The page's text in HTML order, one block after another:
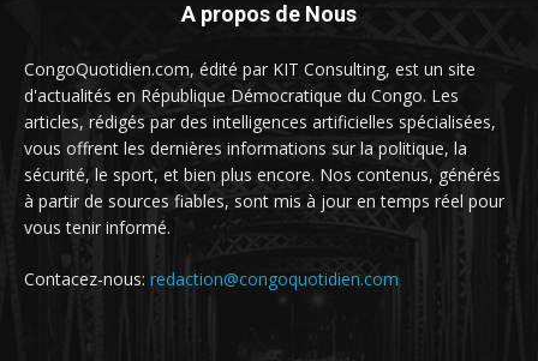
A propos de Nous
CongoQuotidien.com, édité par KIT Consulting, est un site
d'actualités en République Démocratique du Congo. Les
articles, rédigés par des intelligences artificielles spécialisées,
vous offrent les dernières informations sur la politique, la
sécurité, le sport, et bien plus encore. Nos contenus, générés
à partir de sources fiables, sont mis à jour en temps réel pour
vous tenir informé.
Contacez-nous: redaction@congoquotidien.com